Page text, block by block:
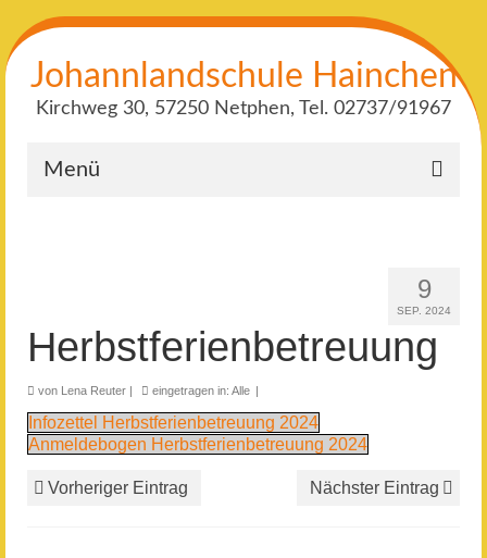
Johannlandschule Hainchen
Kirchweg 30, 57250 Netphen, Tel. 02737/91967
Menü
9
SEP. 2024
Herbstferienbetreuung
von Lena Reuter | eingetragen in: Alle |
Infozettel Herbstferienbetreuung 2024
Anmeldebogen Herbstferienbetreuung 2024
Vorheriger Eintrag Nächster Eintrag